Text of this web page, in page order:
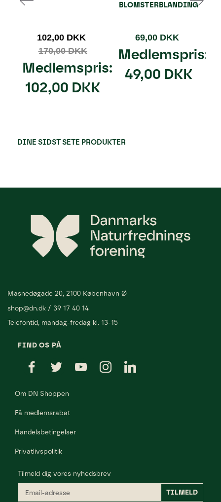
102,00 DKK
170,00 DKK
Medlemspris:
102,00 DKK
BLOMSTERBLANDING
69,00 DKK
Medlemspris:
49,00 DKK
DINE SIDST SETE PRODUKTER
Masnedøgade 20, 2100 København Ø
shop@dn.dk / 39 17 40 14
Telefontid, mandag-fredag kl. 13-15
FIND OS PÅ
Om DN Shoppen
Få medlemsrabat
Handelsbetingelser
Privatlivspolitik
Tilmeld dig vores nyhedsbrev
adresse
TILMELD